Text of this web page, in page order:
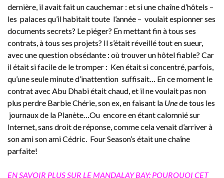
dernière, il avait fait un cauchemar : et si une chaîne d’hôtels –
les palaces qu’il habitait toute l’année – voulait espionner ses
documents secrets? Le piéger? En mettant fin à tous ses
contrats, à tous ses projets? Il s’était réveillé tout en sueur,
avec une question obsédante : où trouver un hôtel fiable? Car
il était si facile de le tromper : Ken était si concentré, parfois,
qu’une seule minute d’inattention suffisait… En ce moment le
contrat avec Abu Dhabi était chaud, et il ne voulait pas non
plus perdre Barbie Chérie, son ex, en faisant la Unede tous les
journaux de la Planète…Ou encore en étant calomnié sur
Internet, sans droit de réponse, comme cela venait d’arriver à
son ami son ami Cédric. Four Season’s était une chaîne
parfaite!
EN SAVOIR PLUS SUR LE MANDALAY BAY: POURQUOI CET